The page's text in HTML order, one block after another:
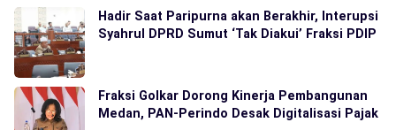
Hadir Saat Paripurna akan Berakhir, Interupsi
Syahrul DPRD Sumut ‘Tak Diakui’ Fraksi PDIP
Fraksi Golkar Dorong Kinerja Pembangunan
Medan, PAN-Perindo Desak Digitalisasi Pajak